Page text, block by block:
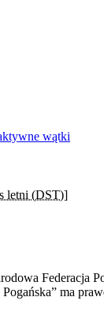
wątki
letni (DST)]
Federacja
ma